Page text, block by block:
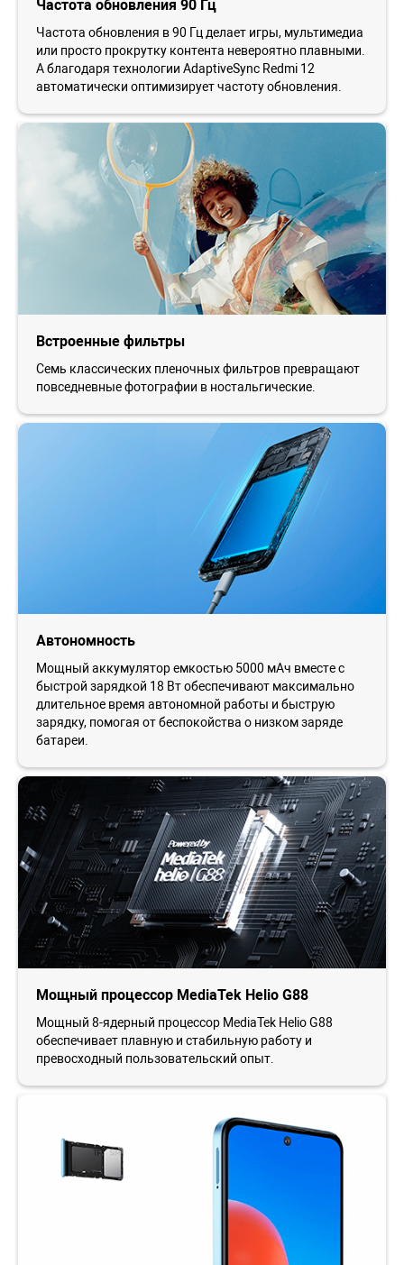
Частота обновления 90 Гц
Частота обновления в 90 Гц делает игры, мультимедиа
или просто прокрутку контента невероятно плавными.
А благодаря технологии AdaptiveSync Redmi 12
автоматически оптимизирует частоту обновления.
Встроенные фильтры
Семь классических пленочных фильтров превращают
повседневные фотографии в ностальгические.
Автономность
Мощный аккумулятор емкостью 5000 мАч вместе с
быстрой зарядкой 18 Вт обеспечивают максимально
длительное время автономной работы и быструю
зарядку, помогая от беспокойства о низком заряде
батареи.
Мощный процессор MediaTek Helio G88
Мощный 8-ядерный процессор MediaTek Helio G88
обеспечивает плавную и стабильную работу и
превосходный пользовательский опыт.